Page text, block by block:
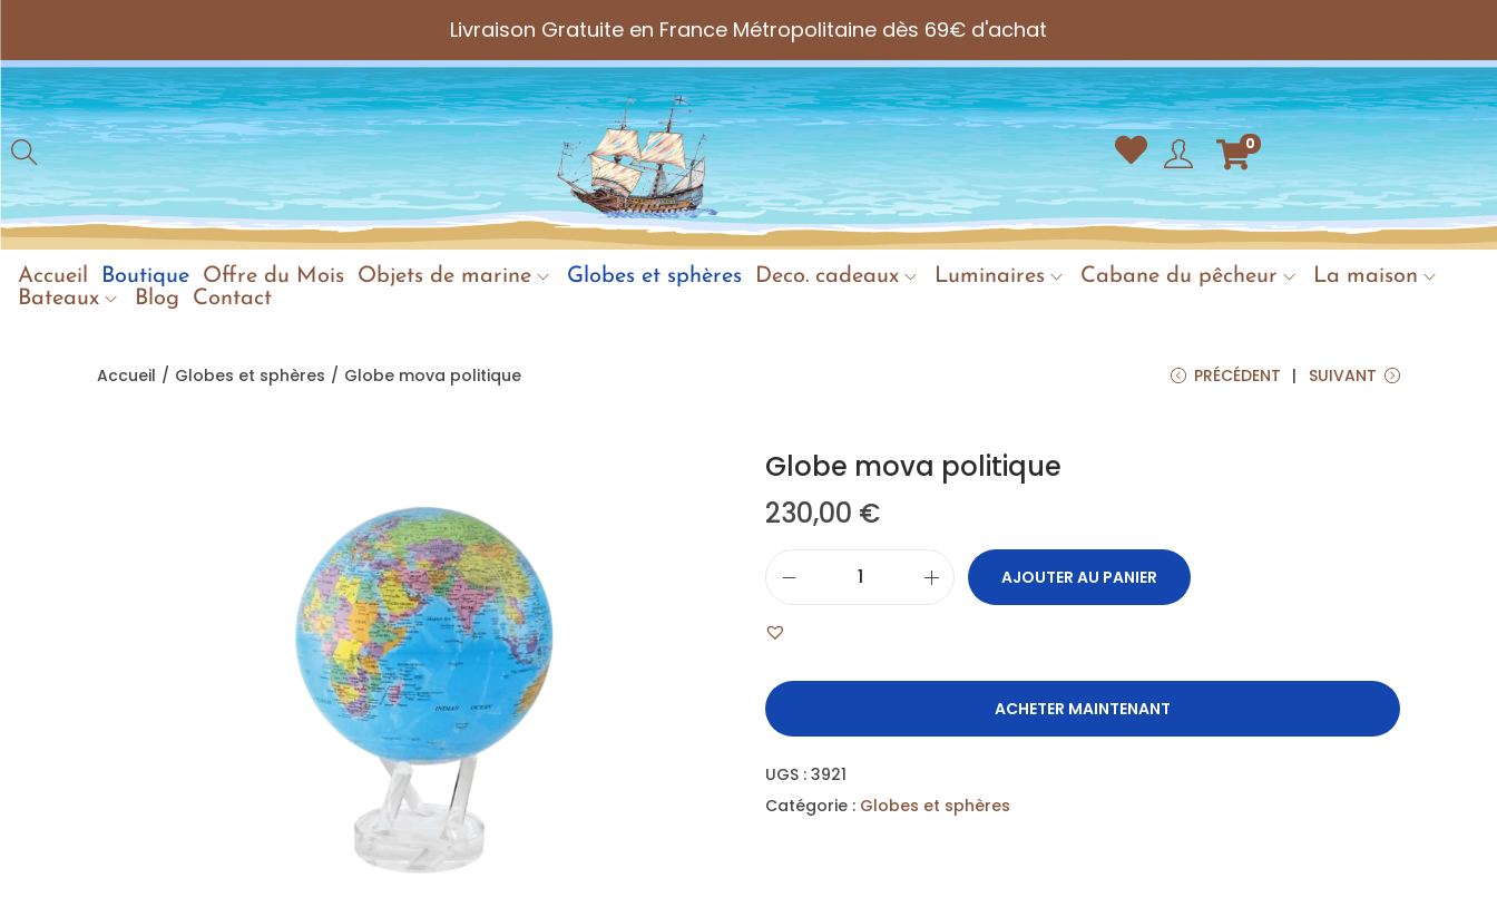
Livraison Gratuite en France Métropolitaine dès 69€ d'achat
0
Accueil Boutique Offre du Mois Objets de marine Globes et sphères Deco. cadeaux Luminaires Cabane du pêcheur
La maison
Bateaux
Blog Contact
Accueil / Globes et sphères / Globe mova politique PRÉCÉDENT SUIVANT
Globe mova politique
230,00 €
AJOUTER AU PANIER
ACHETER MAINTENANT
UGS : 3921
Catégorie : Globes et sphères